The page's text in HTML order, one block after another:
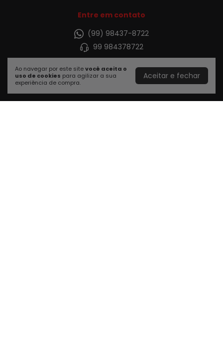
Ao navegar por este sitevocê aceita o
uso de cookies para agilizar a sua
experiência de compra.
Aceitar e fechar
Entre em contato
(99) 98437-8722
99 984378722
sacpontomax@pontomax.com.br
Ponto Max, Av. Catulo 248 B, Balsas, MA,